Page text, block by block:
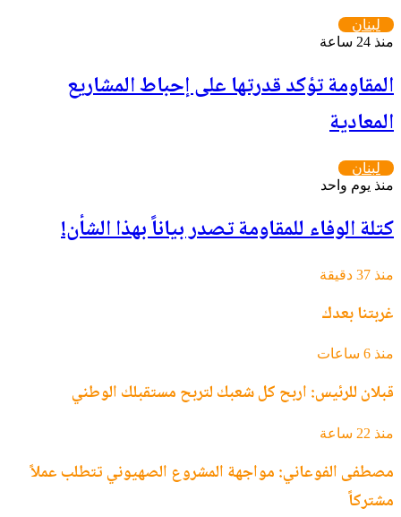
لبنان
منذ 24 ساعة
المقاومة تؤكد قدرتها على إحباط المشاريع
المعادية
لبنان
منذ يوم واحد
كتلة الوفاء للمقاومة تصدر بياناً بهذا الشأن!
منذ 37 دقيقة
غربتنا بعدك
منذ 6 ساعات
قبلان للرئيس: اربح كل شعبك لتربح مستقبلك الوطني ‏
منذ 22 ساعة
مصطفى الفوعاني: مواجهة المشروع الصهيوني تتطلب عملاً
مشتركاً